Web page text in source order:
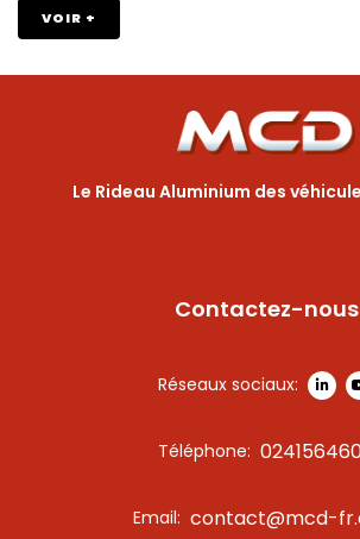
VOIR +
Le Rideau Aluminium des
Contactez-nous
Réseaux sociaux:
Téléphone:
Email: contact@mcd-